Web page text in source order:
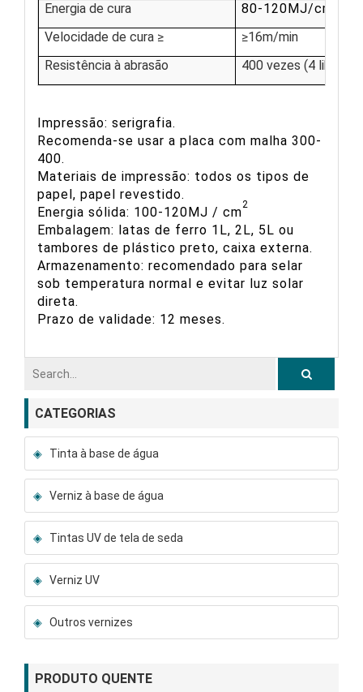
Energia de cura 80-120MJ/cm
Velocidade de cura ≥
≥16m/min
Resistência à abrasão
400 vezes (4 libras)
Impressão: serigrafia.
Recomenda-se usar a placa com malha 300-
400.
Materiais de impressão: todos os tipos de
papel, papel revestido.
Energia sólida: 100-120MJ / cm2
Embalagem: latas de ferro 1L, 2L, 5L ou
tambores de plástico preto, caixa externa.
Armazenamento: recomendado para selar
sob temperatura normal e evitar luz solar
direta.
Prazo de validade: 12 meses.
CATEGORIAS
Tinta à base de água
Verniz à base de água
Tintas UV de tela de seda
Verniz UV
Outros vernizes
PRODUTO QUENTE